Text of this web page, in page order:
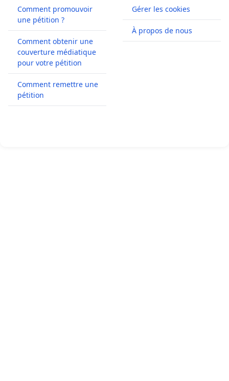
Comment promouvoir
une pétition ?
Comment obtenir une
couverture médiatique
pour votre pétition
Comment remettre une
pétition
Gérer les cookies
À propos de nous